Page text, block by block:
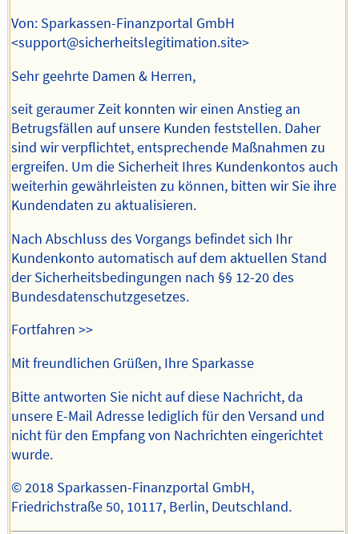
Von: Sparkassen-Finanzportal GmbH
<support@sicherheitslegitimation.site>
Sehr geehrte Damen & Herren,
seit geraumer Zeit konnten wir einen Anstieg an
Betrugsfällen auf unsere Kunden feststellen. Daher
sind wir verpflichtet, entsprechende Maßnahmen zu
ergreifen. Um die Sicherheit Ihres Kundenkontos auch
weiterhin gewährleisten zu können, bitten wir Sie ihre
Kundendaten zu aktualisieren.
Nach Abschluss des Vorgangs befindet sich Ihr
Kundenkonto automatisch auf dem aktuellen Stand
der Sicherheitsbedingungen nach §§ 12-20 des
Bundesdatenschutzgesetzes.
Fortfahren >>
Mit freundlichen Grüßen, Ihre Sparkasse
Bitte antworten Sie nicht auf diese Nachricht, da
unsere E-Mail Adresse lediglich für den Versand und
nicht für den Empfang von Nachrichten eingerichtet
wurde.
© 2018 Sparkassen-Finanzportal GmbH,
Friedrichstraße 50, 10117, Berlin, Deutschland.